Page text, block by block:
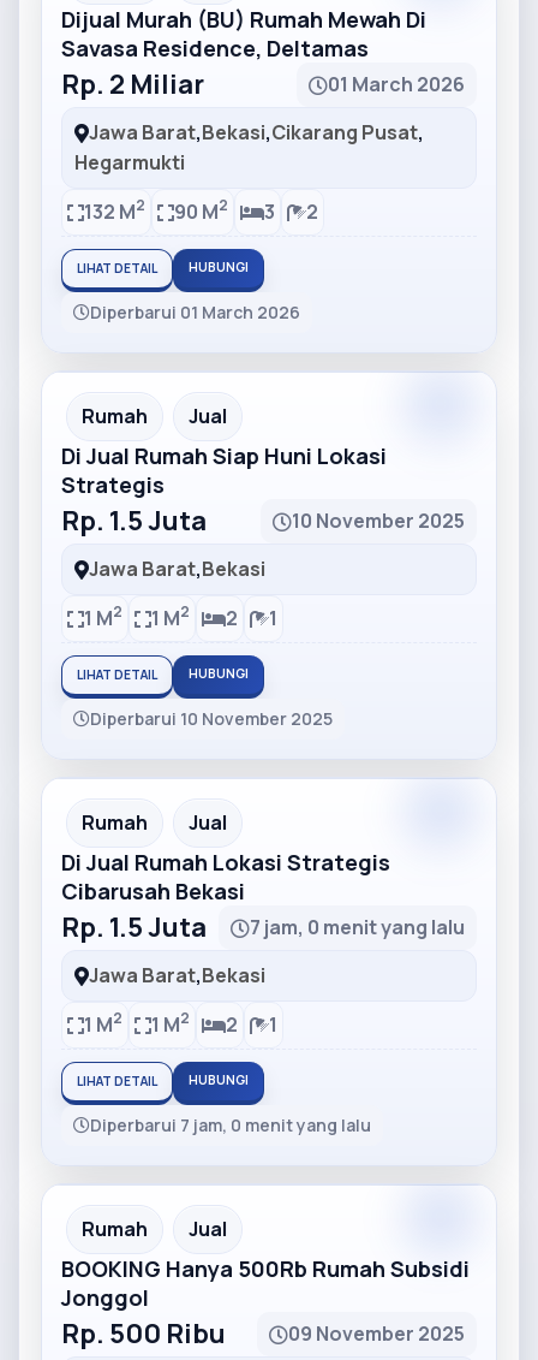
Dijual Murah (BU) Rumah Mewah Di
Savasa Residence, Deltamas
Rp. 2 Miliar
01 March 2026
Jawa Barat,Bekasi,Cikarang Pusat,
Hegarmukti
132 M2 90 M2 3 2
LIHAT DETAIL HUBUNGI
Diperbarui 01 March 2026
Partner Ad
Rumah Jual
Di Jual Rumah Siap Huni Lokasi
Strategis
Rp. 1.5 Juta
10 November 2025
Jawa Barat,Bekasi
1 M2 1 M2 2 1
LIHAT DETAIL HUBUNGI
Diperbarui 10 November 2025
Partner Ad
Rumah Jual
Di Jual Rumah Lokasi Strategis
Cibarusah Bekasi
Rp. 1.5 Juta
7 jam, 0 menit yang lalu
Jawa Barat,Bekasi
1 M2 1 M2 2 1
LIHAT DETAIL HUBUNGI
Diperbarui 7 jam, 0 menit yang lalu
Partner Ad
Rumah Jual
BOOKING Hanya 500Rb Rumah Subsidi
Jonggol
Rp. 500 Ribu
09 November 2025